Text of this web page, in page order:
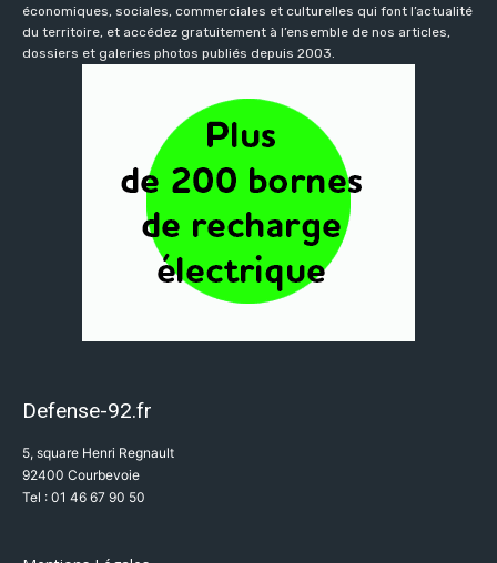
économiques, sociales, commerciales et culturelles qui font l’actualité
du territoire, et accédez gratuitement à l’ensemble de nos articles,
dossiers et galeries photos publiés depuis 2003.
Defense-92.fr
5, square Henri Regnault
92400 Courbevoie
Tel : 01 46 67 90 50